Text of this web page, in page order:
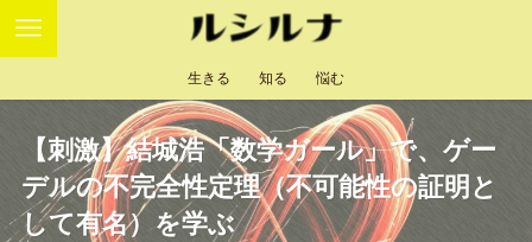
生きる 知る 悩む
【刺激】結城浩「数学ガール」で、ゲー
デルの不完全性定理（不可能性の証明と
して有名）を学ぶ